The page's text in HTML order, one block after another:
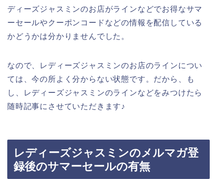
ディーズジャスミンのお店がラインなどでお得なサマ
ーセールやクーポンコードなどの情報を配信している
かどうかは分かりませんでした。
なので、レディーズジャスミンのお店のラインについ
ては、今の所よく分からない状態です。だから、も
し、レディーズジャスミンのラインなどをみつけたら
随時記事にさせていただきます♪
レディーズジャスミンのメルマガ登
録後のサマーセールの有無